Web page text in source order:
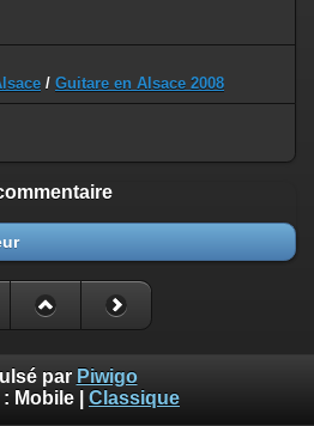
/ Guitare en Alsace 2008
par Piwigo
Mobile Classique